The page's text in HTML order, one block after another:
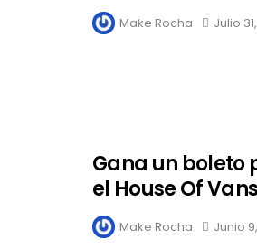
Make Rocha Julio
Gana un boleto
el House Of
Make Rocha Junio